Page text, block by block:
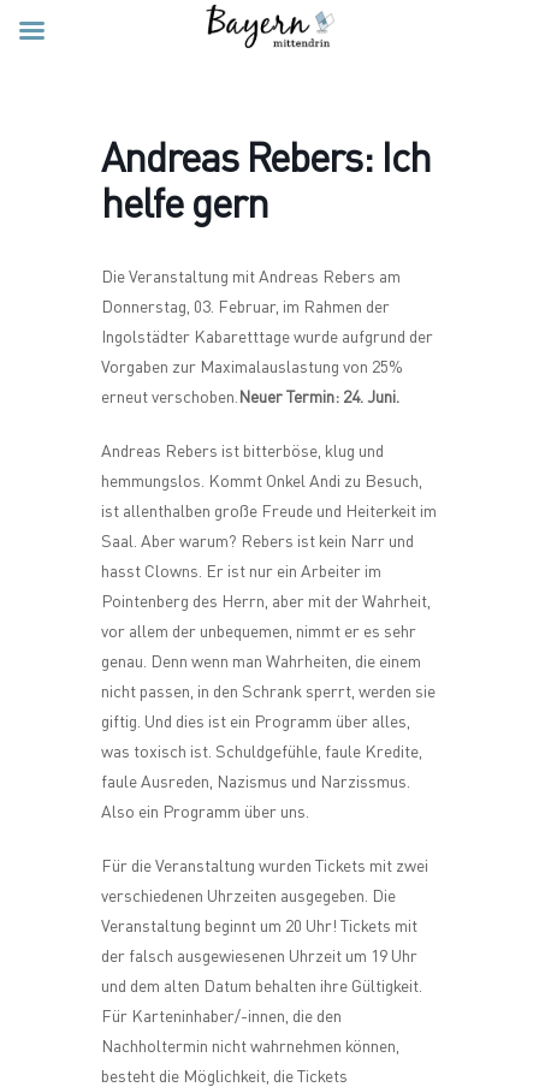
Andreas Rebers: Ich
helfe gern
Die Veranstaltung mit Andreas Rebers am
Donnerstag, 03. Februar, im Rahmen der
Ingolstädter Kabaretttage wurde aufgrund der
Vorgaben zur Maximalauslastung von 25%
erneut verschoben. Neuer Termin: 24. Juni.
Andreas Rebers ist bitterböse, klug und
hemmungslos. Kommt Onkel Andi zu Besuch,
ist allenthalben große Freude und Heiterkeit im
Saal. Aber warum? Rebers ist kein Narr und
hasst Clowns. Er ist nur ein Arbeiter im
Pointenberg des Herrn, aber mit der Wahrheit,
vor allem der unbequemen, nimmt er es sehr
genau. Denn wenn man Wahrheiten, die einem
nicht passen, in den Schrank sperrt, werden sie
giftig. Und dies ist ein Programm über alles,
was toxisch ist. Schuldgefühle, faule Kredite,
faule Ausreden, Nazismus und Narzissmus.
Also ein Programm über uns.
Für die Veranstaltung wurden Tickets mit zwei
verschiedenen Uhrzeiten ausgegeben. Die
Veranstaltung beginnt um 20 Uhr! Tickets mit
der falsch ausgewiesenen Uhrzeit um 19 Uhr
und dem alten Datum behalten ihre Gültigkeit.
Für Karteninhaber/-innen, die den
Nachholtermin nicht wahrnehmen können,
besteht die Möglichkeit, die Tickets